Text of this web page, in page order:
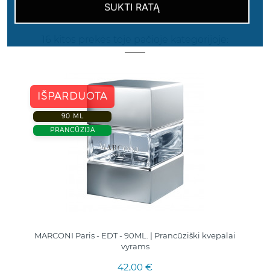
IŠPARDUOTA
90 ML
PRANCŪZIJA
MARCONI Paris - EDT - 90ML. | Prancūziški kvepalai
vyrams
42,00 €
SUKTI RATĄ